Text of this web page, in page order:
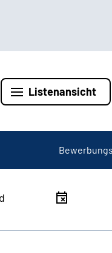
Listenansicht